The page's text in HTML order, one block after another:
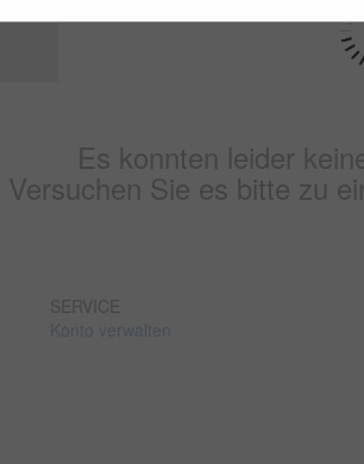
Es konnten leider
Versuchen Sie es bitte zu
SERVICE
Konto verwalten